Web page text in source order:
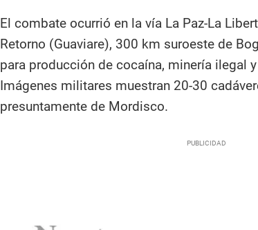
El combate ocurrió en la vía La Paz-La
Retorno (Guaviare), 300 km suroeste de
para producción de cocaína, minería ilegal
Imágenes militares muestran 20-30
presuntamente de Mordisco.​